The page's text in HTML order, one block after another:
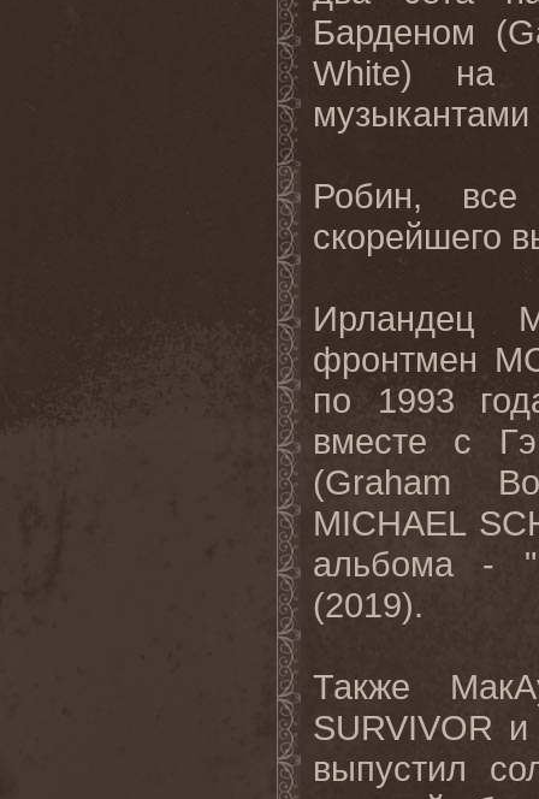
Барденом (
White) на
музыкантами
Робин, все
скорейшего
Ирландец
фронтмен
по 1993
вместе с
(Graham
MICHAEL
альбома - "
(2019).
Также
SURVIVOR
выпустил